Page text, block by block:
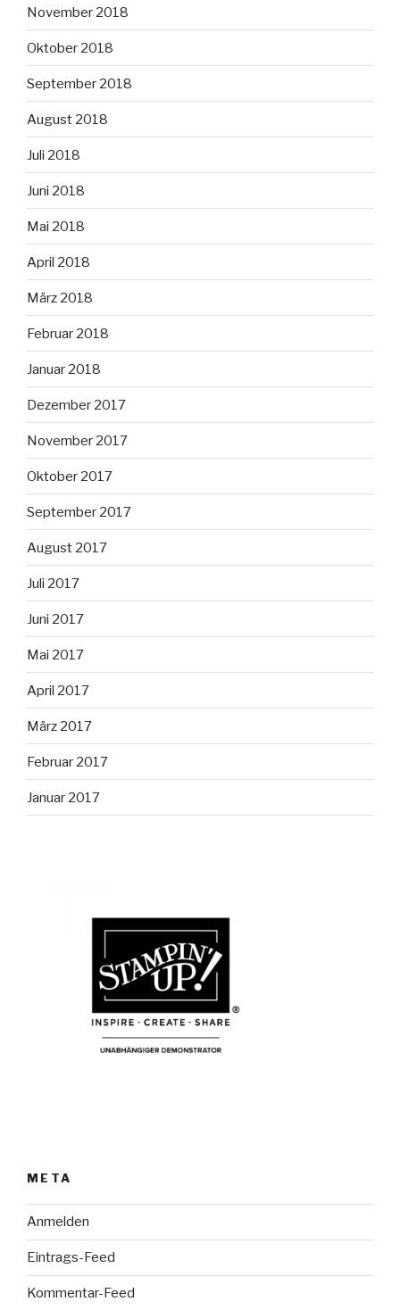
November 2018
Oktober 2018
September 2018
August 2018
Juli 2018
Juni 2018
Mai 2018
April 2018
März 2018
Februar 2018
Januar 2018
Dezember 2017
November 2017
Oktober 2017
September 2017
August 2017
Juli 2017
Juni 2017
Mai 2017
April 2017
März 2017
Februar 2017
Januar 2017
META
Anmelden
Eintrags-Feed
Kommentar-Feed